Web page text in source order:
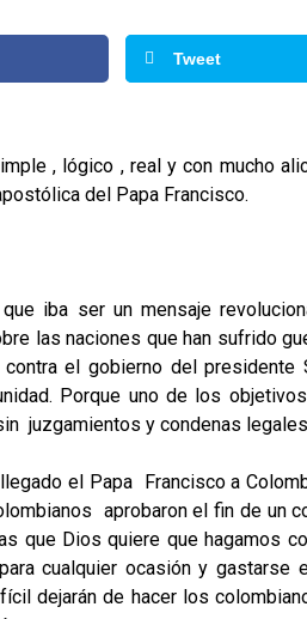
Tweet
, lógico , real y con mucho
del Papa Francisco.
que iba ser un mensaje
las naciones que han sufrido
el gobierno del presidente
Porque uno de los
juzgamientos y condenas
el Papa Francisco a
aprobaron el fin de un
que Dios quiere que hagamos
cualquier ocasión y
dejarán de hacer los